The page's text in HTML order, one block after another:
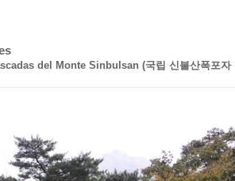
del Monte Sinbulsan (국립 신불산폭포자